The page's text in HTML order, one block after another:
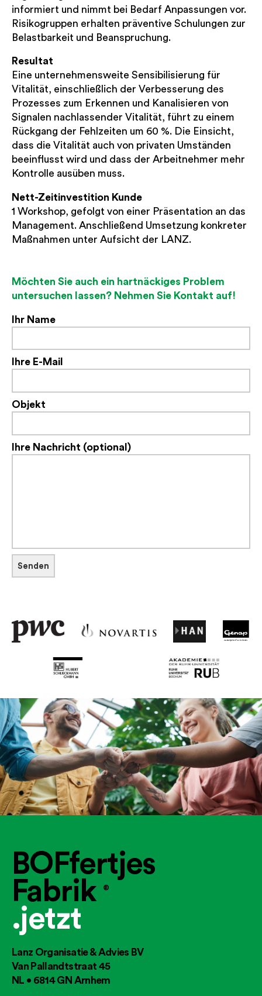
informiert und nimmt bei Bedarf Anpassungen vor.
Risikogruppen erhalten präventive Schulungen zur
Belastbarkeit und Beanspruchung.
Resultat
Eine unternehmensweite Sensibilisierung für
Vitalität, einschließlich der Verbesserung des
Prozesses zum Erkennen und Kanalisieren von
Signalen nachlassender Vitalität, führt zu einem
Rückgang der Fehlzeiten um 60 %. Die Einsicht,
dass die Vitalität auch von privaten Umständen
beeinflusst wird und dass der Arbeitnehmer mehr
Kontrolle ausüben muss.
Nett-Zeitinvestition Kunde
1 Workshop, gefolgt von einer Präsentation an das
Management. Anschließend Umsetzung konkreter
Maßnahmen unter Aufsicht der LANZ.
Möchten Sie auch ein hartnäckiges Problem
untersuchen lassen? Nehmen Sie Kontakt auf!
Ihr Name
Ihre E-Mail
Objekt
Ihre Nachricht (optional)
BOFfertjes
Fabrik ®
.jetzt
Lanz Organisatie & Advies BV
Van Pallandtstraat 45
NL • 6814 GN Arnhem